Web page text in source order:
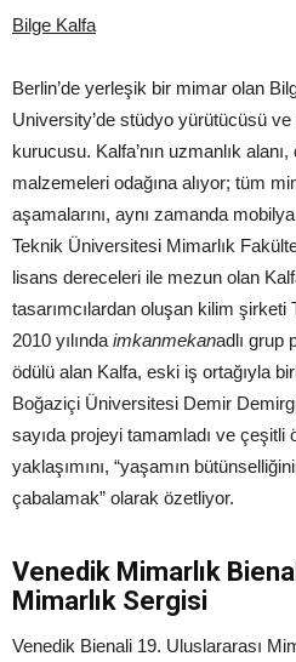
Bilge Kalfa
Berlin’de yerleşik bir mimar olan
University’de stüdyo yürütücüsü ve
kurucusu. Kalfa’nın uzmanlık
malzemeleri odağına alıyor; tüm
aşamalarını, aynı zamanda
Teknik Üniversitesi Mimarlık
lisans dereceleri ile mezun olan
tasarımcılardan oluşan kilim şirketi
2010 yılında imkanmekanadlı grup
ödülü alan Kalfa, eski iş ortağıyla
Boğaziçi Üniversitesi Demir
sayıda projeyi tamamladı ve çeşitli
yaklaşımını, “yaşamın
çabalamak” olarak özetliyor.
Venedik Mimarlık
Mimarlık Sergisi
Venedik Bienali 19. Uluslararası